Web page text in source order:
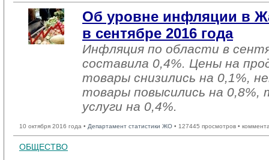
Об уровне инфляции в
в сентябре 2016 года
Инфляция по области в
составила 0,4%. Цены на
товары снизились на 0,1%,
товары повысились на
услуги на 0,4%.
10 октября 2016 года • Департамент статистики ЖО • 127445 просмотров •
ОБЩЕСТВО